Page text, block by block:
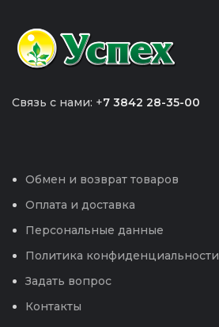
Связь с нами: +7 3842 28-35-00
Обмен и возврат товаров
Оплата и доставка
Персональные данные
Политика конфиденциальности
Задать вопрос
Контакты